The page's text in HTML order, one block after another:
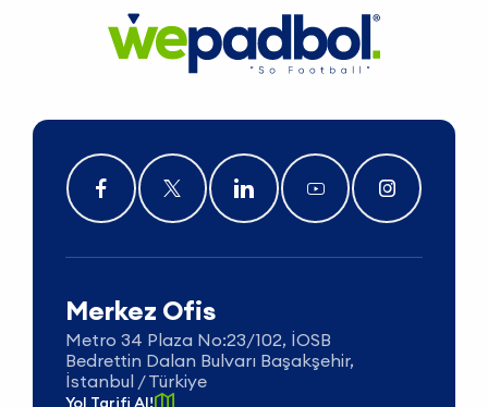
Merkez Ofis
Metro 34 Plaza No:23/102, İOSB
Bedrettin Dalan Bulvarı Başakşehir,
İstanbul / Türkiye
Yol Tarifi Al!